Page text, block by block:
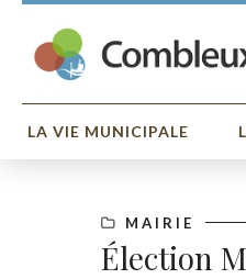
LA VIE MUNICIPALE
MAIRIE
Élection